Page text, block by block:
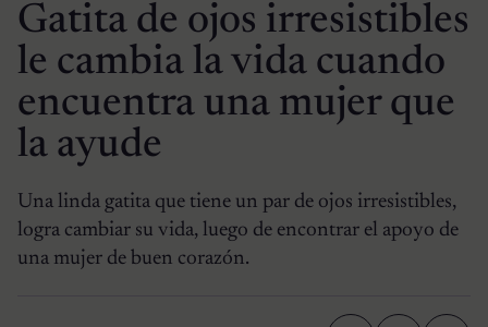
Gatita de ojos irresistibles
le cambia la vida cuando
encuentra una mujer que
la ayude
Una linda gatita que tiene un par de ojos irresistibles,
logra cambiar su vida, luego de encontrar el apoyo de
una mujer de buen corazón.